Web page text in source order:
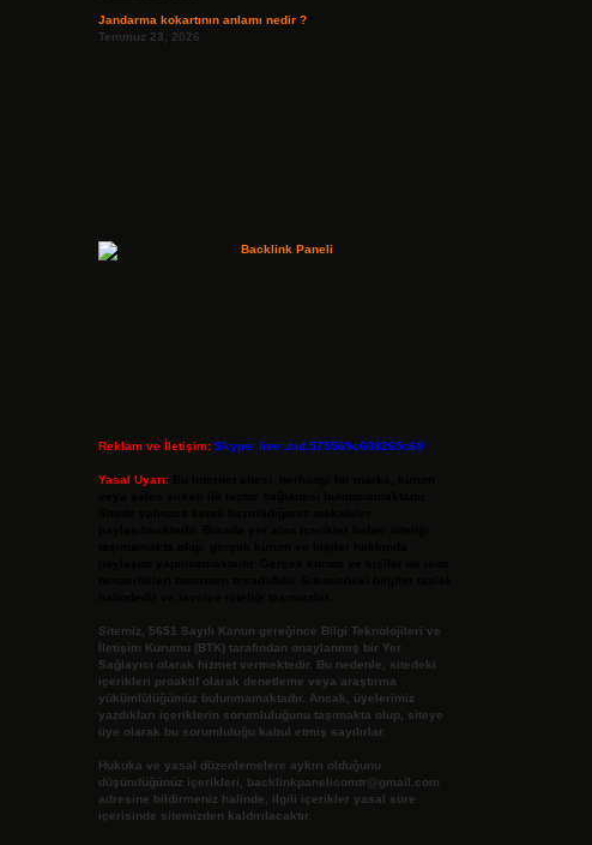
Jandarma kokartının anlamı nedir ?
Temmuz 23, 2026
Reklam ve İletişim: Skype: live:.cid.575569c608265c69
Yasal Uyarı:
Sitemiz, 5651 Sayılı Kanun gereğince Bilgi Teknolojileri ve
İletişim Kurumu (BTK) tarafından onaylanmış bir Yer
Sağlayıcı olarak hizmet vermektedir. Bu nedenle, sitedeki
içerikleri proaktif olarak denetleme veya araştırma
yükümlülüğümüz bulunmamaktadır. Ancak, üyelerimiz
yazdıkları içeriklerin sorumluluğunu taşımakta olup, siteye
üye olarak bu sorumluluğu kabul etmiş sayılırlar.
Hukuka ve yasal düzenlemelere aykırı olduğunu
düşündüğünüz içerikleri,
backlinkpanelicomtr@gmail.com
adresine bildirmeniz halinde, ilgili içerikler yasal süre
içerisinde sitemizden kaldırılacaktır.